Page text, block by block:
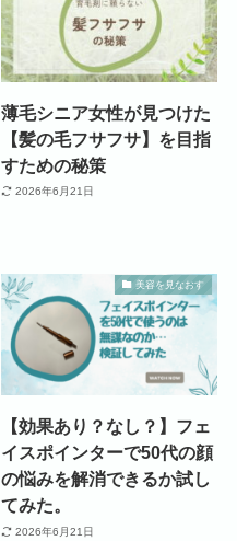
薄毛シニア女性が見つけた
【髪の毛フサフサ】を目指
すための秘策
2026年6月21日
美容を見なおす
【効果あり？なし？】フェ
イスポインターで50代の顔
の悩みを解消できるか試し
てみた。
2026年6月21日